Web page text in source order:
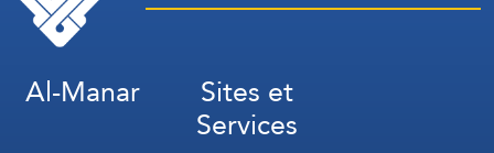
Al-Manar Sites et
Services